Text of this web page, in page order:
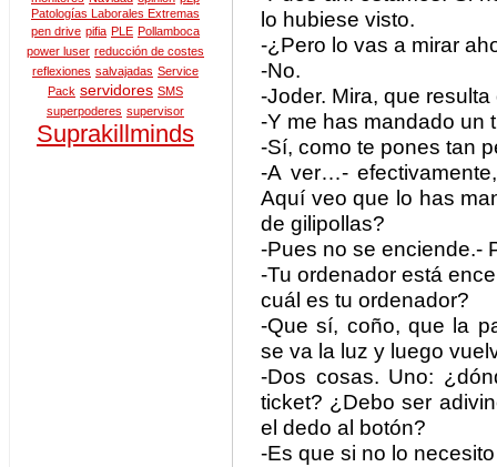
Patologías Laborales Extremas
pen drive pifia PLE Pollamboca
power luser reducción de costes
reflexiones salvajadas Service
Pack servidores SMS
superpoderes supervisor
Suprakillminds
lo hubiese visto.
-¿Pero lo vas a mirar
-No.
-Joder. Mira, que
-Y me has mandado un
-Sí, como te pones tan
-A ver…-
Aquí veo que lo has
de gilipollas?
-Pues no se enciende.-
-Tu ordenador está
cuál es tu ordenador?
-Que sí, coño, que la
se va la luz y luego
-Dos cosas. Uno:
ticket? ¿Debo ser
el dedo al botón?
-Es que si no lo